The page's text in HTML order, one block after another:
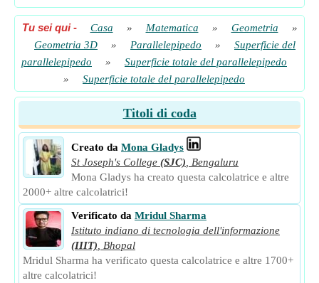
Tu sei qui- Casa » Matematica » Geometria
»
Geometria 3D
» Parallelepipedo »
Superficie del
parallelepipedo
»
Superficie totale del parallelepipedo
»
Superficie totale del parallelepipedo
Titoli di coda
Creato da Mona Gladys
St Joseph's College (SJC)
Bengaluru
Mona Gladys ha creato questa calcolatrice e altre
2000+ altre calcolatrici!
Verificato da Mridul Sharma
Istituto indiano di tecnologia dell'informazione
(IIIT)
Bhopal
Mridul Sharma ha verificato questa calcolatrice e altre 1700+
altre calcolatrici!